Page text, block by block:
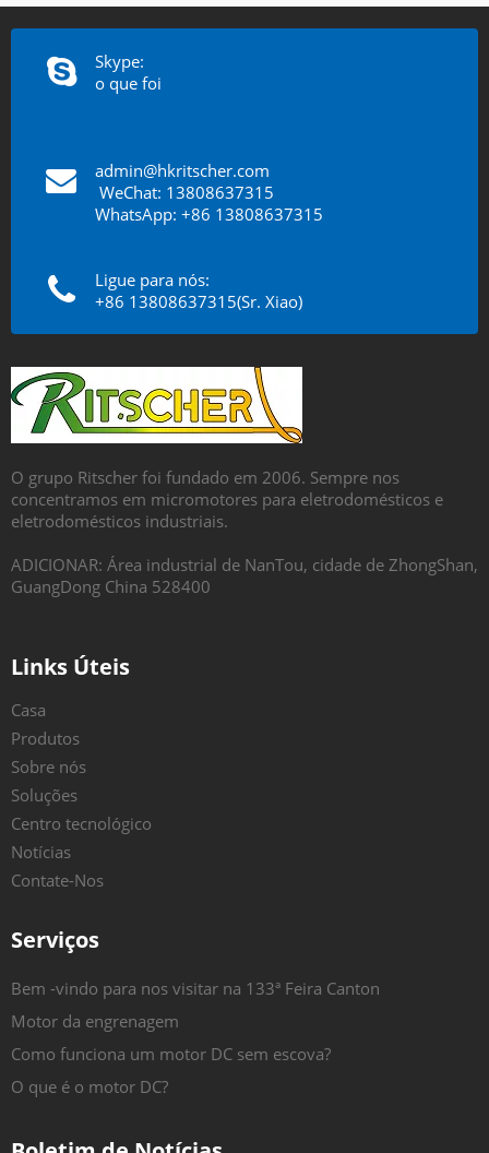
Skype:
o que foi
admin@hkritscher.com
WeChat: 13808637315
WhatsApp: +86 13808637315
Ligue para nós:
+86 13808637315(Sr. Xiao)
O grupo Ritscher foi fundado em 2006. Sempre nos
concentramos em micromotores para eletrodomésticos e
eletrodomésticos industriais.
ADICIONAR: Área industrial de NanTou, cidade de ZhongShan,
GuangDong China 528400
Links Úteis
Casa
Produtos
Sobre nós
Soluções
Centro tecnológico
Notícias
Contate-Nos
Serviços
Bem -vindo para nos visitar na 133ª Feira Canton
Motor da engrenagem
Como funciona um motor DC sem escova?
O que é o motor DC?